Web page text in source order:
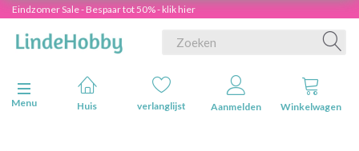
Eindzomer Sale - Bespaar tot 50% - klik hier
Navigatie in-/uitschakelen
Menu
Huis verlanglijst Aanmelden Winkelwagen